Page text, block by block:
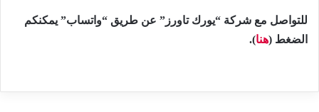
للتواصل مع شركة “يورك تاورز” عن طريق “واتساب” يمكنكم
الضغط (هنا).